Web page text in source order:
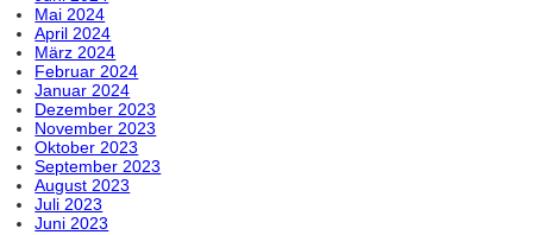
Mai 2024
April 2024
März 2024
Februar 2024
Januar 2024
Dezember 2023
November 2023
Oktober 2023
September 2023
August 2023
Juli 2023
Juni 2023